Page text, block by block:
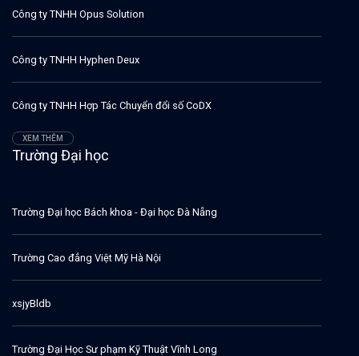
Công ty TNHH Opus Solution
Công ty TNHH Hyphen Deux
Công ty TNHH Hợp Tác Chuyển đổi số CoDX
XEM THÊM
Trường Đại học
Trường Đại học Bách khoa - Đại học Đà Nẵng
Trường Cao đẳng Việt Mỹ Hà Nội
xsjyBldb
Trường Đại Học Sư phạm Kỹ Thuật Vĩnh Long